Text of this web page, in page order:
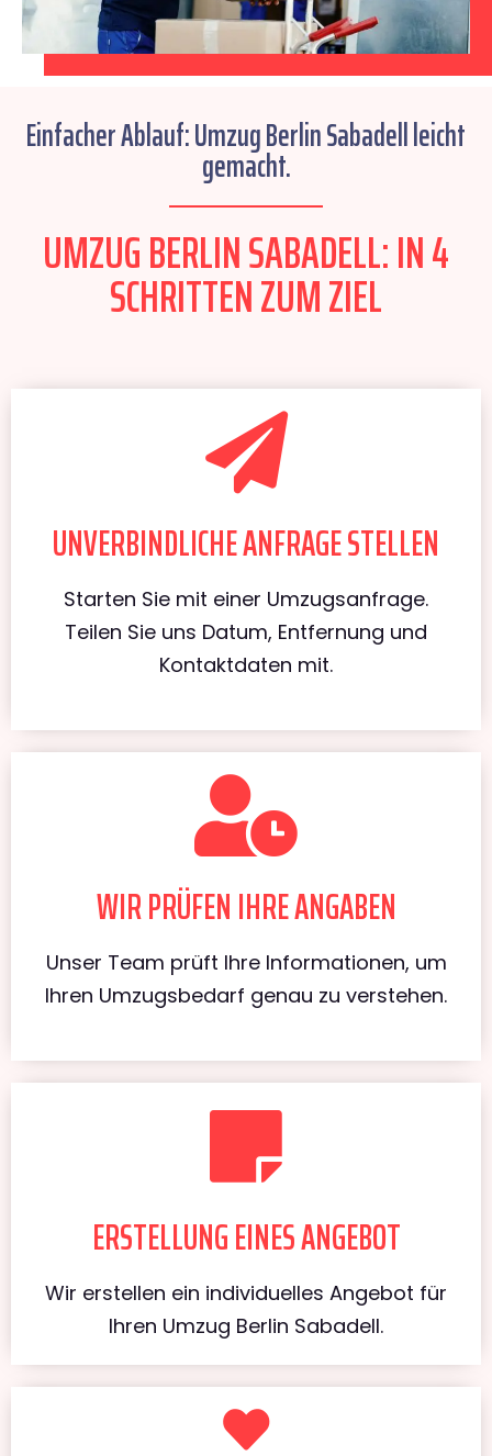
Einfacher Ablauf: Umzug Berlin Sabadell leicht
gemacht.
UMZUG BERLIN SABADELL: IN 4
SCHRITTEN ZUM ZIEL
UNVERBINDLICHE ANFRAGE STELLEN
Starten Sie mit einer Umzugsanfrage.
Teilen Sie uns Datum, Entfernung und
Kontaktdaten mit.
WIR PRÜFEN IHRE ANGABEN
Unser Team prüft Ihre Informationen, um
Ihren Umzugsbedarf genau zu verstehen.
ERSTELLUNG EINES ANGEBOT
Wir erstellen ein individuelles Angebot für
Ihren Umzug Berlin Sabadell.